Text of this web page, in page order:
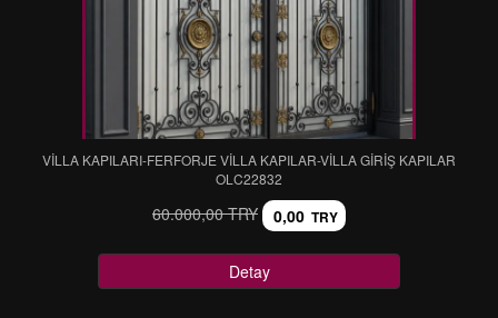
VİLLA KAPILARI-FERFORJE VİLLA KAPILAR-VİLLA GİRİŞ KAPILAR
OLC22832
60.000,00 TRY 0,00 TRY
Detay